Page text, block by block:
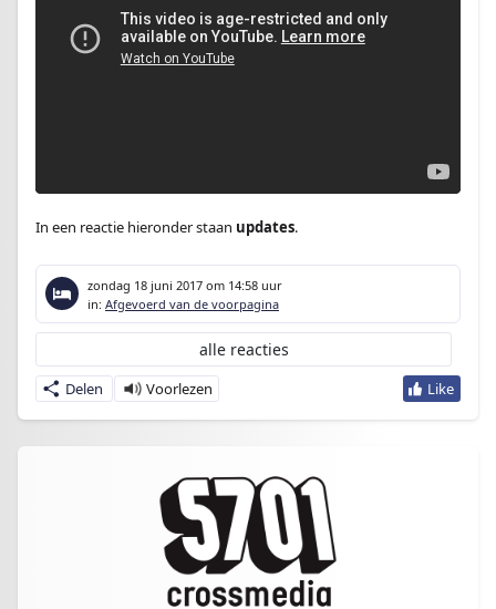
In een reactie hieronder staan updates.
zondag 18 juni 2017 om 14:58 uur
in: Afgevoerd van de voorpagina
Delen
alle reacties